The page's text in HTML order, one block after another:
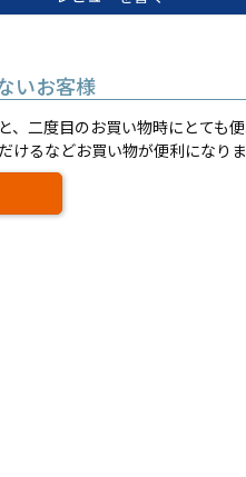
いお客様
、二度目のお買い物時にとても便
けるなどお買い物が便利になりま